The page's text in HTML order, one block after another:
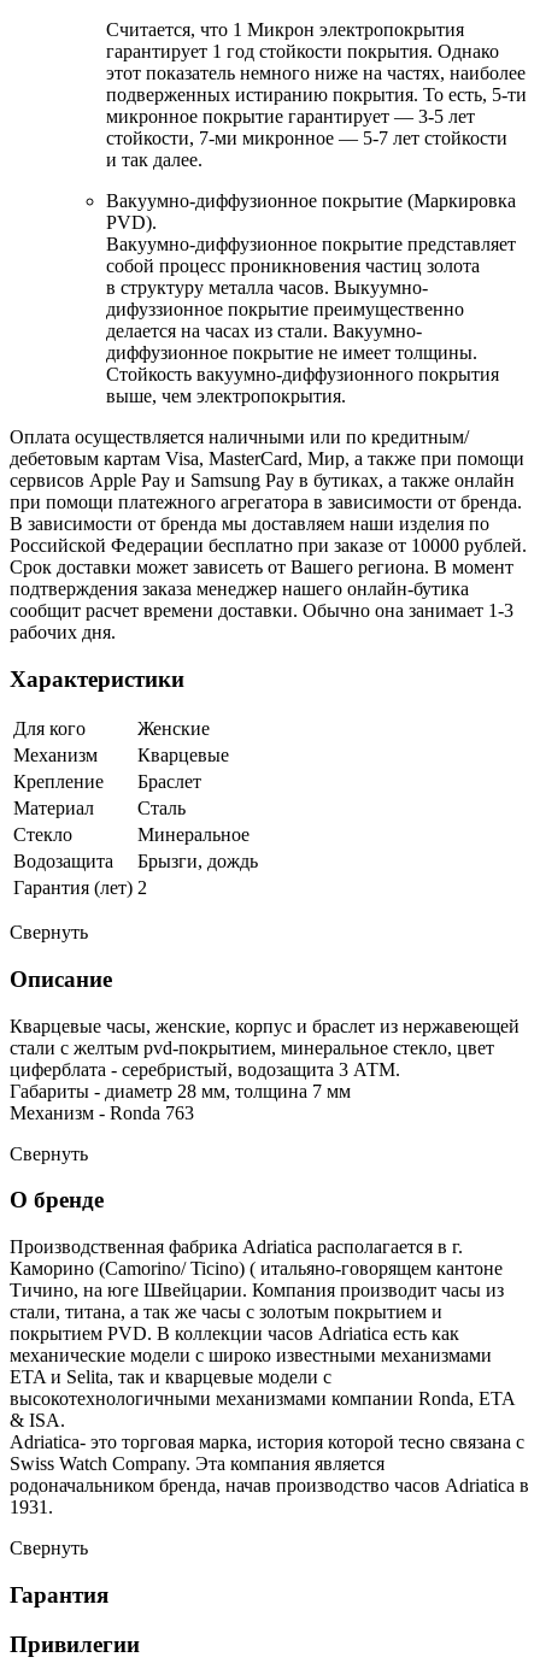
Считается, что 1 Микрон электропокрытия
гарантирует 1 год стойкости покрытия. Однако
этот показатель немного ниже на частях, наиболее
подверженных истиранию покрытия. То есть, 5-ти
микронное покрытие гарантирует — 3-5 лет
стойкости, 7-ми микронное — 5-7 лет стойкости
и так далее.
Вакуумно-диффузионное покрытие (Маркировка
PVD).
Вакуумно-диффузионное покрытие представляет
собой процесс проникновения частиц золота
в структуру металла часов. Выкуумно-
дифуззионное покрытие преимущественно
делается на часах из стали. Вакуумно-
диффузионное покрытие не имеет толщины.
Стойкость вакуумно-диффузионного покрытия
выше, чем электропокрытия.
Оплата осуществляется наличными или по кредитным/
дебетовым картам Visa, MasterCard, Мир, а также при помощи
сервисов Apple Pay и Samsung Pay в бутиках, а также онлайн
при помощи платежного агрегатора в зависимости от бренда.
В зависимости от бренда мы доставляем наши изделия по
Российской Федерации бесплатно при заказе от 10000 рублей.
Срок доставки может зависеть от Вашего региона. В момент
подтверждения заказа менеджер нашего онлайн-бутика
сообщит расчет времени доставки. Обычно она занимает 1-3
рабочих дня.
Характеристики
Для кого
Женские
Механизм
Кварцевые
Крепление
Браслет
Материал
Сталь
Стекло
Минеральное
Водозащита
Брызги, дождь
Гарантия (лет) 2
Свернуть
Описание
Кварцевые часы, женские, корпус и браслет из нержавеющей
стали с желтым pvd-покрытием, минеральное стекло, цвет
циферблата - серебристый, водозащита 3 АТМ.
Габариты - диаметр 28 мм, толщина 7 мм
Механизм - Ronda 763
Свернуть
О бренде
Производственная фабрика Adriatica располагается в г.
Каморино (Camorino/ Ticino) ( итальяно-говорящем кантоне
Тичино, на юге Швейцарии. Компания производит часы из
стали, титана, а так же часы с золотым покрытием и
покрытием PVD. В коллекции часов Adriatica есть как
механические модели с широко известными механизмами
ETA и Selita, так и кварцевые модели с
высокотехнологичными механизмами компании Ronda, ETA
& ISA.
Adriatica- это торговая марка, история которой тесно связана с
Swiss Watch Company. Эта компания является
родоначальником бренда, начав производство часов Adriatica в
1931.
Свернуть
Гарантия
Привилегии